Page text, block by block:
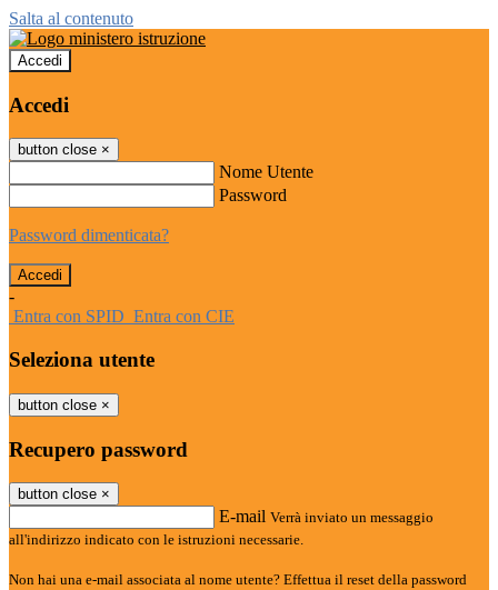
Salta al contenuto
Accedi
Accedi
button close ×
Nome Utente
Password
Password dimenticata?
-
Entra con SPID Entra con CIE
Seleziona utente
button close ×
Recupero password
button close ×
E-mail Verrà inviato un messaggio
all'indirizzo indicato con le istruzioni necessarie.
Non hai una e-mail associata al nome utente? Effettua il reset della password